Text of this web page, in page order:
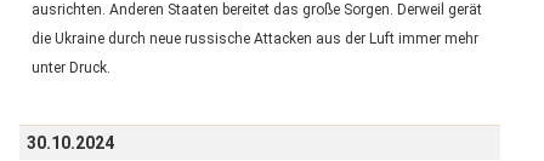
ausrichten. Anderen Staaten bereitet das große Sorgen. Derweil gerät
die Ukraine durch neue russische Attacken aus der Luft immer mehr
unter Druck.
30.10.2024